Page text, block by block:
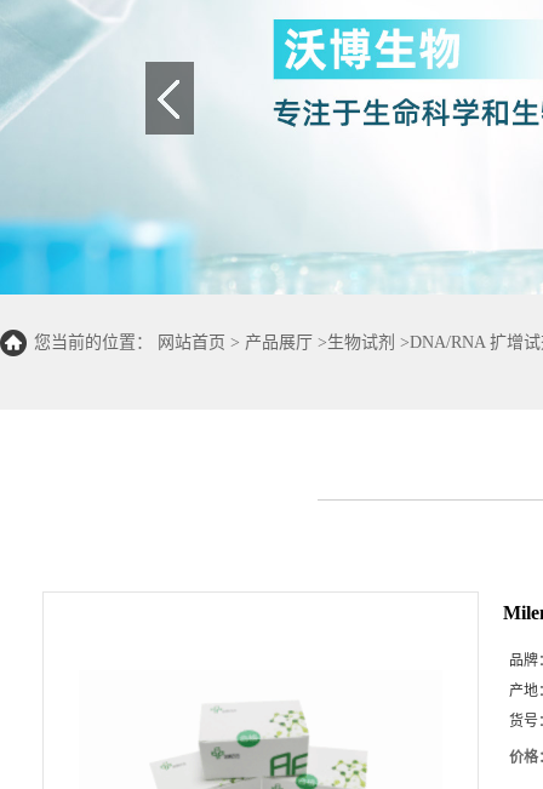
您当前的位置： 网站首页 > 产品展厅 >生物试剂 >DNA/RNA 扩增
品牌
产地
货号
价格